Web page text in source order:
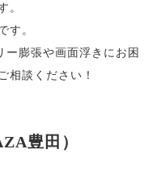
。
す。
ー膨張や画面浮きにお困
相談ください！
豊田）